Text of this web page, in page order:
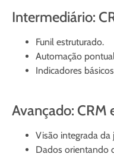
Intermediário:
Funil estruturado.
Automação
Indicadores
Avançado: CRM
Visão integrada da
Dados orientando